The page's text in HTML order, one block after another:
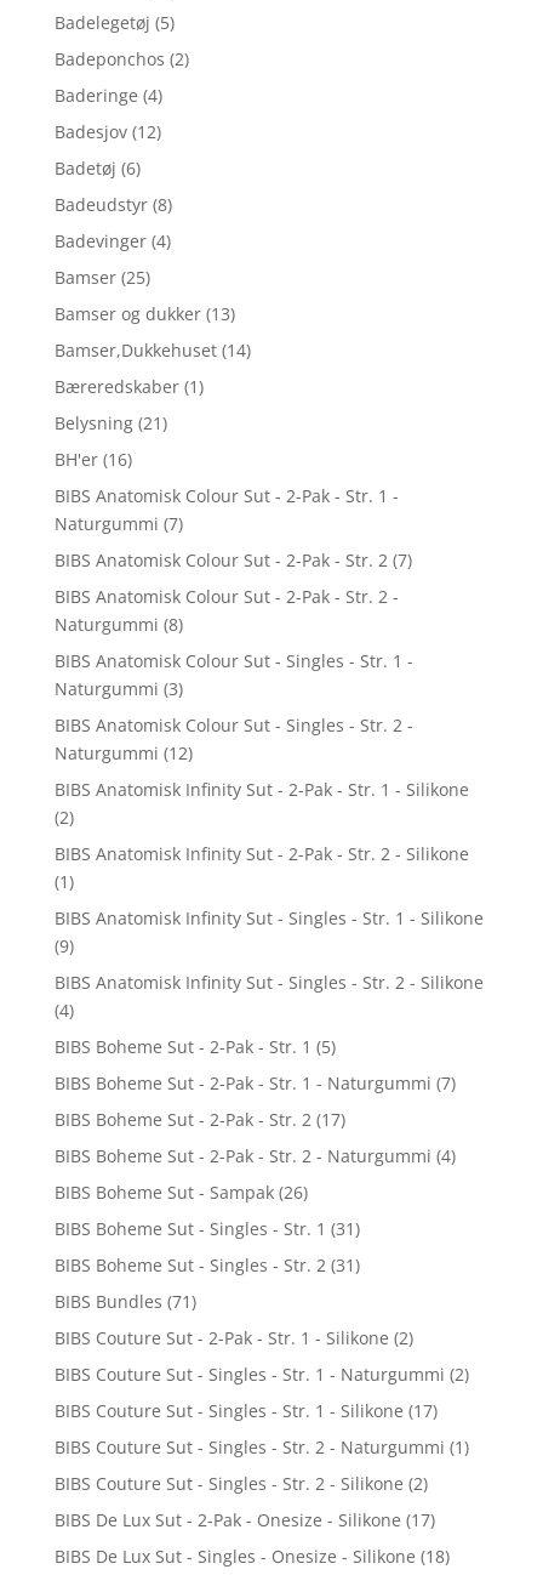
Badelegetøj (5)
Badeponchos (2)
Baderinge (4)
Badesjov (12)
Badetøj (6)
Badeudstyr (8)
Badevinger (4)
Bamser (25)
Bamser og dukker (13)
Bamser,Dukkehuset (14)
Bæreredskaber (1)
Belysning (21)
BH'er (16)
BIBS Anatomisk Colour Sut - 2-Pak - Str. 1 -
Naturgummi (7)
BIBS Anatomisk Colour Sut - 2-Pak - Str. 2 (7)
BIBS Anatomisk Colour Sut - 2-Pak - Str. 2 -
Naturgummi (8)
BIBS Anatomisk Colour Sut - Singles - Str. 1 -
Naturgummi (3)
BIBS Anatomisk Colour Sut - Singles - Str. 2 -
Naturgummi (12)
BIBS Anatomisk Infinity Sut - 2-Pak - Str. 1 - Silikone
(2)
BIBS Anatomisk Infinity Sut - 2-Pak - Str. 2 - Silikone
(1)
BIBS Anatomisk Infinity Sut - Singles - Str. 1 - Silikone
(9)
BIBS Anatomisk Infinity Sut - Singles - Str. 2 - Silikone
(4)
BIBS Boheme Sut - 2-Pak - Str. 1 (5)
BIBS Boheme Sut - 2-Pak - Str. 1 - Naturgummi (7)
BIBS Boheme Sut - 2-Pak - Str. 2 (17)
BIBS Boheme Sut - 2-Pak - Str. 2 - Naturgummi (4)
BIBS Boheme Sut - Sampak (26)
BIBS Boheme Sut - Singles - Str. 1 (31)
BIBS Boheme Sut - Singles - Str. 2 (31)
BIBS Bundles (71)
BIBS Couture Sut - 2-Pak - Str. 1 - Silikone (2)
BIBS Couture Sut - Singles - Str. 1 - Naturgummi (2)
BIBS Couture Sut - Singles - Str. 1 - Silikone (17)
BIBS Couture Sut - Singles - Str. 2 - Naturgummi (1)
BIBS Couture Sut - Singles - Str. 2 - Silikone (2)
BIBS De Lux Sut - 2-Pak - Onesize - Silikone (17)
BIBS De Lux Sut - Singles - Onesize - Silikone (18)